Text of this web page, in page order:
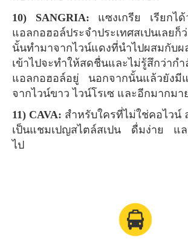
10) SANGRIA: แซงเกรีย เรียกได้
แอลกอฮอล์ประจำประเทศสเปนเลย
นั้นทำมาจากไวน์แดงที่นำไปผสมกับ
เข้าไปจะทำให้สดชื่นและไม่รู้สึกว่ากำ
แอลกอฮอล์อยู่ นอกจากนั้นแล้วยังมีแ
จากไวน์ขาว ไวน์โรเซ และอีกมากมา
11) CAVA: สำหรับใครที่ไม่ใช่คอไวน์
เป็นแชมเปญสไตล์สเปน ดื่มง่าย แล
ไป